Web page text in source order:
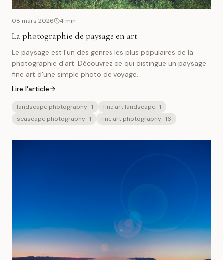
08 mars 2026 4 min
La photographie de paysage en art
Le paysage est l'un des genres les plus populaires de la
photographie d'art. Découvrez ce qui distingue un paysage
fine art d'une simple photo de voyage.
Lire l'article
landscape photography· 1 fine art landscape· 1
seascape photography· 1 fine art photography· 16